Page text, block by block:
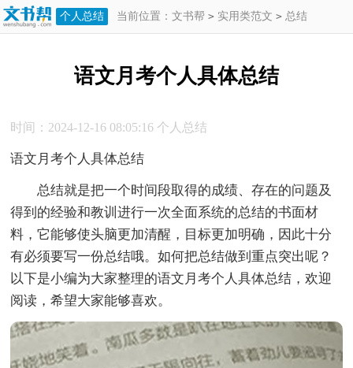
个人总结 当前位置： 文书帮 > 实用类范文 > 总结
语文月考个人具体总结
时间：2024-12-16 08:05:16 个人总结
语文月考个人具体总结
总结就是把一个时间段取得的成绩、存在的问题及
得到的经验和教训进行一次全面系统的总结的书面材
料，它能够使头脑更加清醒，目标更加明确，因此十分
有必须要写一份总结哦。如何把总结做到重点突出呢？
以下是小编为大家整理的语文月考个人具体总结，欢迎
阅读，希望大家能够喜欢。